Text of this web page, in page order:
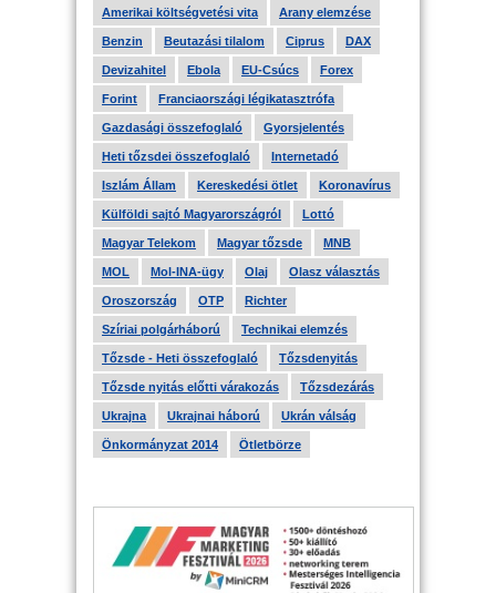
Amerikai költségvetési vita Arany elemzése
Benzin Beutazási tilalom Ciprus DAX
Devizahitel Ebola EU-Csúcs Forex
Forint Franciaországi légikatasztrófa
Gazdasági összefoglaló Gyorsjelentés
Heti tőzsdei összefoglaló Internetadó
Iszlám Állam Kereskedési ötlet Koronavírus
Külföldi sajtó Magyarországról Lottó
Magyar Telekom Magyar tőzsde MNB
MOL Mol-INA-ügy Olaj Olasz választás
Oroszország OTP Richter
Szíriai polgárháború Technikai elemzés
Tőzsde - Heti összefoglaló Tőzsdenyitás
Tőzsde nyitás előtti várakozás Tőzsdezárás
Ukrajna Ukrajnai háború Ukrán válság
Önkormányzat 2014 Ötletbörze